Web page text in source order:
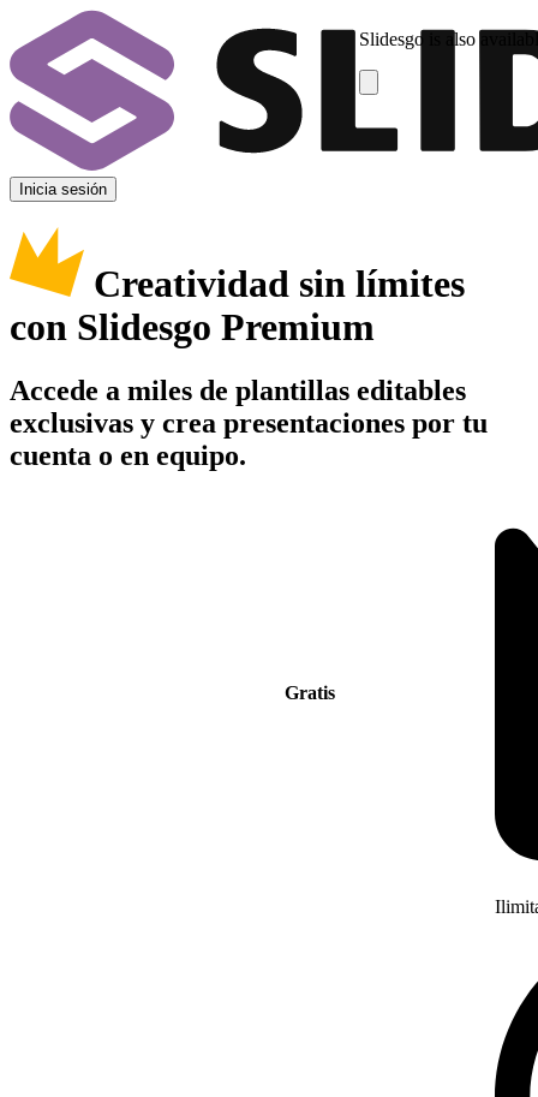
Slidesgo is also
Inicia sesión
Creatividad sin límites
con Slidesgo Premium
Accede a miles de plantillas editables
exclusivas y crea presentaciones por tu
cuenta o en equipo.
Gratis